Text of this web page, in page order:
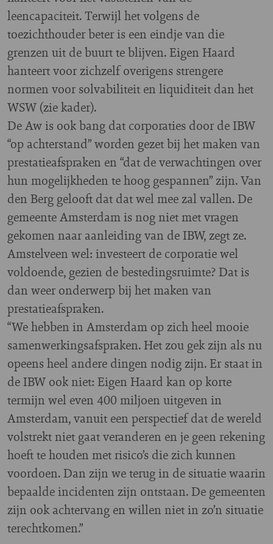
leencapaciteit. Terwijl het volgens de
toezichthouder beter is een eindje van die
grenzen uit de buurt te blijven. Eigen Haard
hanteert voor zichzelf overigens strengere
normen voor solvabiliteit en liquiditeit dan het
WSW (zie kader).
De Aw is ook bang dat corporaties door de IBW
“op achterstand” worden gezet bij het maken van
prestatieafspraken en “dat de verwachtingen over
hun mogelijkheden te hoog gespannen” zijn. Van
den Berg gelooft dat dat wel mee zal vallen. De
gemeente Amsterdam is nog niet met vragen
gekomen naar aanleiding van de IBW, zegt ze.
Amstelveen wel: investeert de corporatie wel
voldoende, gezien de bestedingsruimte? Dat is
dan weer onderwerp bij het maken van
prestatieafspraken.
“We hebben in Amsterdam op zich heel mooie
samenwerkingsafspraken. Het zou gek zijn als nu
opeens heel andere dingen nodig zijn. Er staat in
de IBW ook niet: Eigen Haard kan op korte
termijn wel even 400 miljoen uitgeven in
Amsterdam, vanuit een perspectief dat de wereld
volstrekt niet gaat veranderen en je geen rekening
hoeft te houden met risico’s die zich kunnen
voordoen. Dan zijn we terug in de situatie waarin
bepaalde incidenten zijn ontstaan. De gemeenten
zijn ook achtervang en willen niet in zo’n situatie
terechtkomen.”